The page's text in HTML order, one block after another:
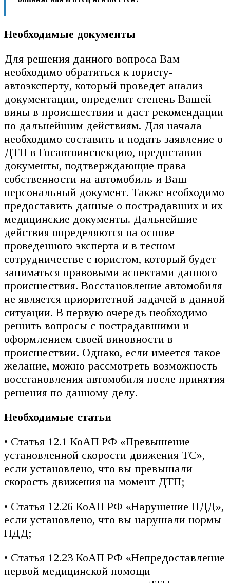
Необходимые документы
Для решения данного вопроса Вам
необходимо обратиться к юристу-
автоэксперту, который проведет анализ
документации, определит степень Вашей
вины в происшествии и даст рекомендации
по дальнейшим действиям. Для начала
необходимо составить и подать заявление о
ДТП в Госавтоинспекцию, предоставив
документы, подтверждающие права
собственности на автомобиль и Ваш
персональный документ. Также необходимо
предоставить данные о пострадавших и их
медицинские документы. Дальнейшие
действия определяются на основе
проведенного эксперта и в тесном
сотрудничестве с юристом, который будет
заниматься правовыми аспектами данного
происшествия. Восстановление автомобиля
не является приоритетной задачей в данной
ситуации. В первую очередь необходимо
решить вопросы с пострадавшими и
оформлением своей виновности в
происшествии. Однако, если имеется такое
желание, можно рассмотреть возможность
восстановления автомобиля после принятия
решения по данному делу.
Необходимые статьи
• Статья 12.1 КоАП РФ «Превышение
установленной скорости движения ТС»,
если установлено, что вы превышали
скорость движения на момент ДТП;
• Статья 12.26 КоАП РФ «Нарушение ПДД»,
если установлено, что вы нарушали нормы
ПДД;
• Статья 12.23 КоАП РФ «Непредоставление
первой медицинской помощи